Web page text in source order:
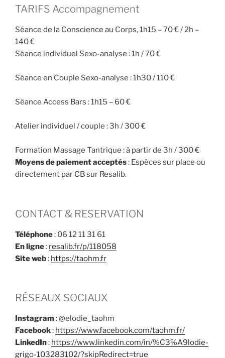
TARIFS Accompagnement
Séance de la Conscience au Corps, 1h15 – 70 € / 2h –
140 €
Séance individuel Sexo-analyse : 1h / 70 €
Séance en Couple Sexo-analyse : 1h30 / 110 €
Séance Access Bars : 1h15 – 60 €
Atelier individuel / couple : 3h / 300 €
Formation Massage Tantrique : à partir de 3h / 300 €
Moyens de paiement acceptés: Espèces sur place ou
directement par CB sur Resalib.
CONTACT & RESERVATION
Téléphone: 06 12 11 31 61
En ligne: resalib.fr/p/118058
Site web: https://taohm.fr
RÉSEAUX SOCIAUX
Instagram: @elodie_taohm
Facebook: https://www.facebook.com/taohm.fr/
LinkedIn: https://www.linkedin.com/in/%C3%A9lodie-
grigo-103283102/?skipRedirect=true